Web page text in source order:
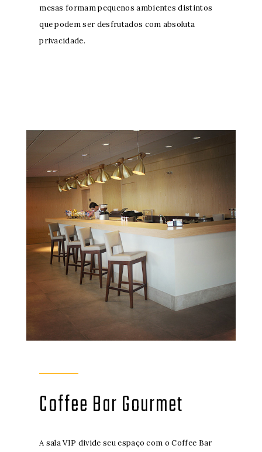
mesas formam pequenos ambientes distintos
que podem ser desfrutados com absoluta
privacidade.
Coffee Bar Gourmet
A sala VIP divide seu espaço com o Coffee Bar